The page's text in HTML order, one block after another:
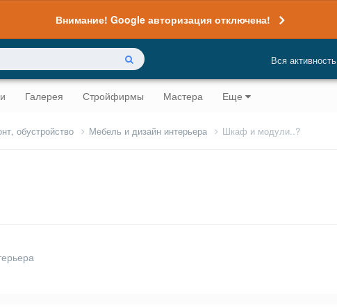
Внимание! Google авторизация отключена!
Вся активность
Галерея Стройфирмы Мастера Еще
обустройство Мебель и дизайн интерьера Шкаф и модули..?